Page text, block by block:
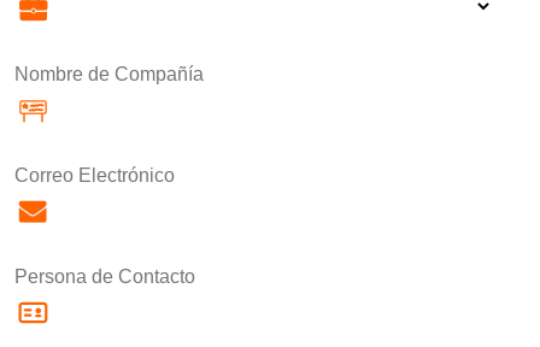
Nombre de Compañía
Correo Electrónico
Persona de Contacto